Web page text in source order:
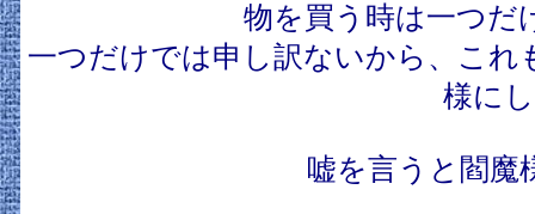
物を買う時は一つだ
一つだけでは申し訳ないから、こ
様に
嘘を言うと閻魔